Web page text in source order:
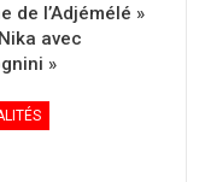
de l’Adjémélé »
avec
»